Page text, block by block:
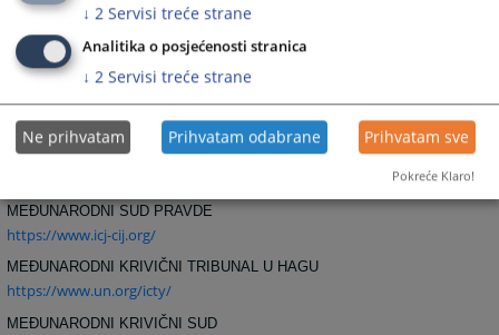
SAVET EVROPE U STRAZBURU
https://www.coe.int
EVROPSKI SUD ZA LJUDSKA PRAVA
MEĐUNARODNE ORGANIZACIJE I SUDOVI
UJEDINJENE NACIJE
MEĐUNARODNI SUD PRAVDE
https://www.icj-cij.org/
MEĐUNARODNI KRIVIČNI TRIBUNAL U HAGU
https://www.un.org/icty/
MEĐUNARODNI KRIVIČNI SUD
↓ 2 Servisi treće strane
Analitika o posjećenosti stranica
↓ 2 Servisi treće strane
Ne prihvatam Prihvatam odabrane Prihvatam sve
Pokreće Klaro!